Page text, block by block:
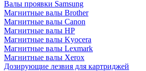
Валы проявки Samsung
Магнитные валы Brother
Магнитные валы Canon
Магнитные валы HP
Магнитные валы Kyocera
Магнитные валы Lexmark
Магнитные валы Xerox
Дозирующие лезвия для картриджей